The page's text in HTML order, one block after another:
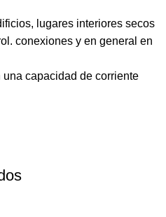
lugares interiores secos
conexiones y en general en
capacidad de corriente